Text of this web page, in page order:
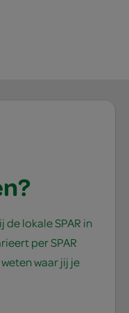
lokale SPAR in
per SPAR
waar jij je